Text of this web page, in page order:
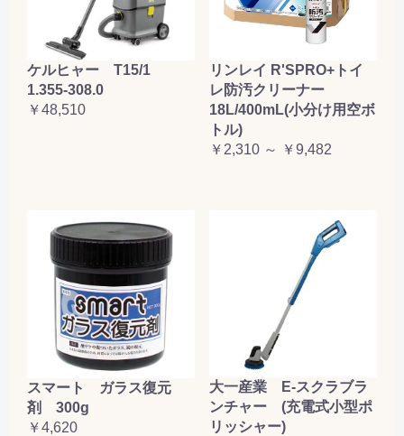
ケルヒャー T15/1
1.355-308.0
￥48,510
リンレイ R'SPRO+トイ
レ防汚クリーナー
18L/400mL(小分け用空ボ
トル)
￥2,310 ～ ￥9,482
スマート ガラス復元
剤 300g
￥4,620
大一産業 E-スクラブラ
ンチャー (充電式小型ポ
リッシャー)